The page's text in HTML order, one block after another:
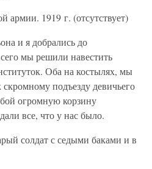
армии. 1919 г. (отсутствует)
и я добрались до
мы решили навестить
Оба на костылях, мы
подъезду девичьего
огромную корзину
все, что у нас было.
солдат с седыми баками и в